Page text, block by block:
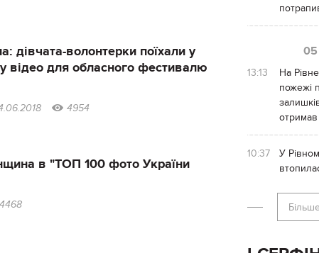
дівчата-волонтерки поїхали у
відео для обласного фестивалю
4954
в "ТОП 100 фото України
4468
05
13:13
На
пожежі
отримав
10:37
У